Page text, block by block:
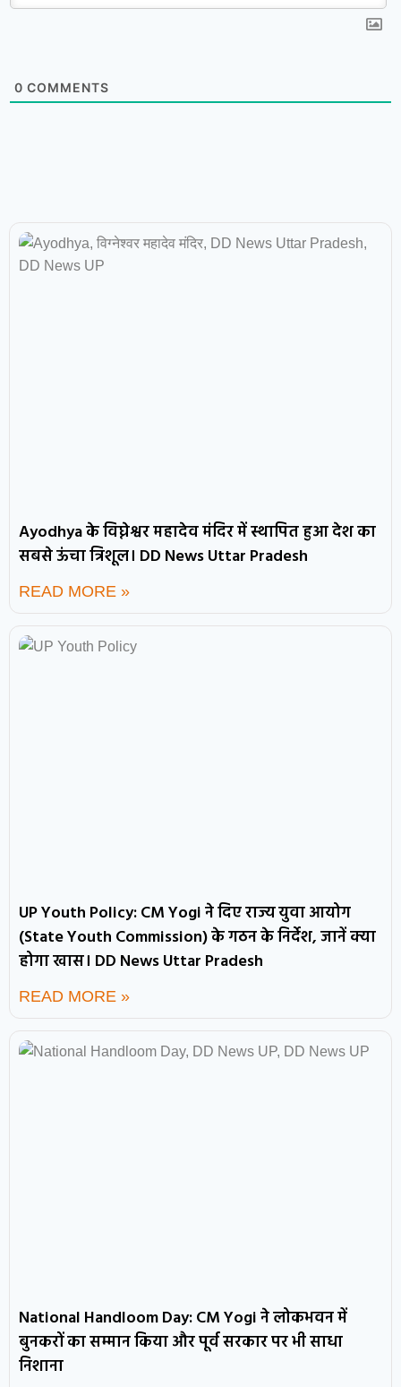
0 COMMENTS
Ayodhya के विघ्नेश्वर महादेव मंदिर में स्थापित हुआ देश का
सबसे ऊंचा त्रिशूल। DD News Uttar Pradesh
READ MORE »
UP Youth Policy: CM Yogi ने दिए राज्य युवा आयोग
(State Youth Commission) के गठन के निर्देश, जानें क्या
होगा खास। DD News Uttar Pradesh
READ MORE »
National Handloom Day: CM Yogi ने लोकभवन में
बुनकरों का सम्मान किया और पूर्व सरकार पर भी साधा
निशाना